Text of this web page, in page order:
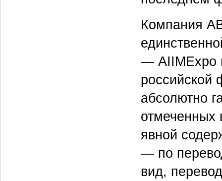
Компания
— AIIMExpo
российской
абсолютно
отмеченных
явной
— по
вид,